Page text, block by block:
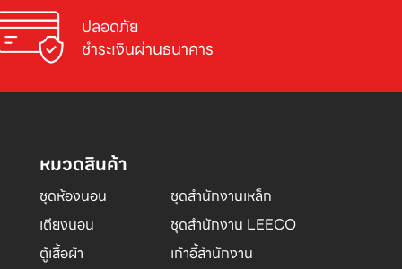
ปลอดภัย
ชำระเงินผ่านธนาคาร
หมวดสินค้า
ชุดห้องนอน
เตียงนอน
ตู้เสื้อผ้า
ชุดสำนักงานเหล็ก
ชุดสำนักงาน LEECO
เก้าอี้สำนักงาน